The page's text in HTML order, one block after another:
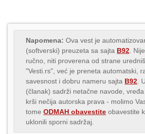
Napomena: Ova vest je
(softverski) preuzeta sa sajta B92 .
ručno, niti proverena od strane
"Vesti.rs", već je preneta automatski,
savesnost i dobru nameru sajta B92 .
(članak) sadrži netačne navode,
krši nečija autorska prava - molimo
tome ODMAH obavestite obavestite
uklonili sporni sadržaj.